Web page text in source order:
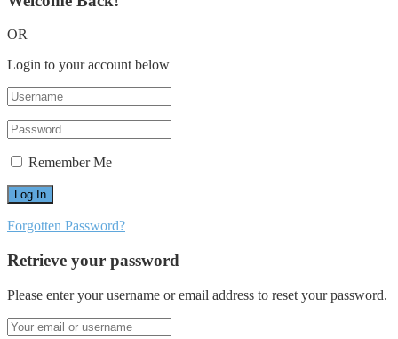
OR
Login to your account below
Remember Me
Forgotten Password?
Retrieve your password
Please enter your username or email address to reset your password.